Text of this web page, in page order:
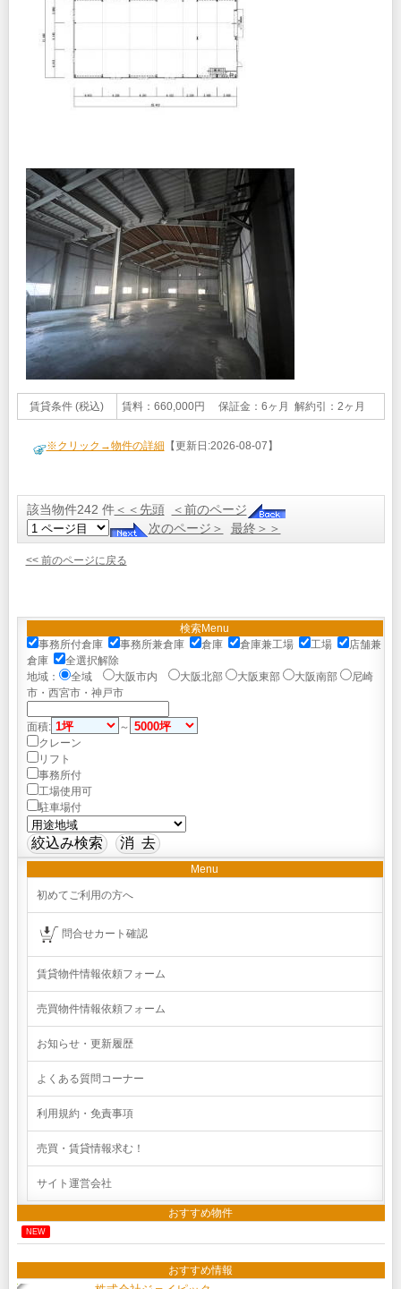
賃貸条件 (税込) 賃料：660,000円 保証金：6ヶ月 解約引：2ヶ月
※クリック→物件の詳細 【更新日:2026-08-07】
該当物件242 件＜＜先頭
＜前のページ
次のページ＞
最終＞＞
<< 前のページに戻る
検索Menu
事務所付倉庫
事務所兼倉庫 倉庫 倉庫兼工場 工場
店舗兼
倉庫
全選択解除
地域：
全域 大阪市内 大阪北部 大阪東部 大阪南部
尼崎
市・西宮市・神戸市
面積:
～
クレーン
リフト
事務所付
工場使用可
駐車場付
Menu
初めてご利用の方へ
問合せカート確認
賃貸物件情報依頼フォーム
売買物件情報依頼フォーム
お知らせ・更新履歴
よくある質問コーナー
利用規約・免責事項
売買・賃貸情報求む！
サイト運営会社
おすすめ物件
NEW
おすすめ情報